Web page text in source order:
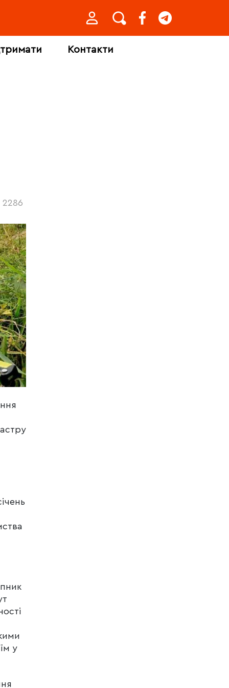
Контакти
2286
у